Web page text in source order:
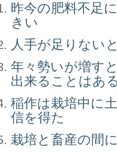
昨今の肥料不足
きい
人手が足りない
年々勢いが増す
出来ることはあ
稲作は栽培中に
信を得た
栽培と畜産の間